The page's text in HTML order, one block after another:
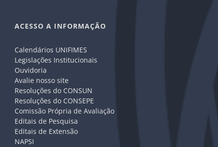
ACESSO A INFORMAÇÃO
Calendários UNIFIMES
Legislações Institucionais
Ouvidoria
Avalie nosso site
Resoluções do CONSUN
Resoluções do CONSEPE
Comissão Própria de Avaliação
Editais de Pesquisa
Editais de Extensão
NAPSI